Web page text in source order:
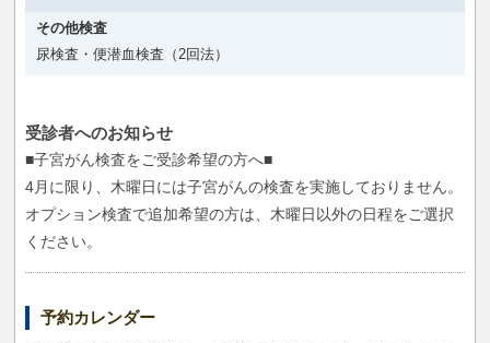
その他検査
尿検査・便潜血検査（2回法）
受診者へのお知らせ
■子宮がん検査をご受診希望の方へ■
4月に限り、木曜日には子宮がんの検査を実施しておりません。
オプション検査で追加希望の方は、木曜日以外の日程をご選択
ください。
予約カレンダー